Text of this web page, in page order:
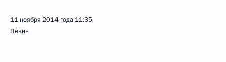
11 ноября 2014 года 11:35
Пекин